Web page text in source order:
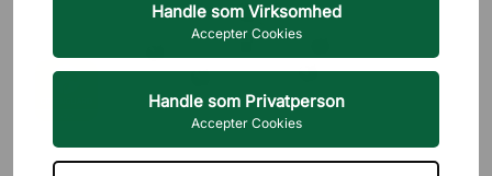
Handle som Virksomhed
Accepter Cookies
Handle som Privatperson
Accepter Cookies
BRIZLEY